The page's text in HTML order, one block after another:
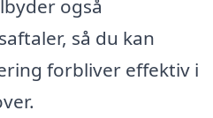
også
så du kan
forbliver effektiv i